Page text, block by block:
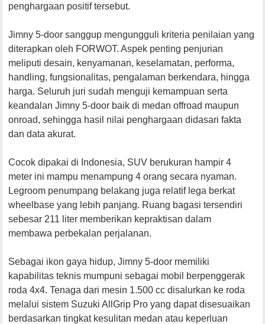
penghargaan positif tersebut.
Jimny 5-door sanggup mengungguli kriteria penilaian yang
diterapkan oleh FORWOT. Aspek penting penjurian
meliputi desain, kenyamanan, keselamatan, performa,
handling, fungsionalitas, pengalaman berkendara, hingga
harga. Seluruh juri sudah menguji kemampuan serta
keandalan Jimny 5-door baik di medan offroad maupun
onroad, sehingga hasil nilai penghargaan didasari fakta
dan data akurat.
Cocok dipakai di Indonesia, SUV berukuran hampir 4
meter ini mampu menampung 4 orang secara nyaman.
Legroom penumpang belakang juga relatif lega berkat
wheelbase yang lebih panjang. Ruang bagasi tersendiri
sebesar 211 liter memberikan kepraktisan dalam
membawa perbekalan perjalanan.
Sebagai ikon gaya hidup, Jimny 5-door memiliki
kapabilitas teknis mumpuni sebagai mobil berpenggerak
roda 4x4. Tenaga dari mesin 1.500 cc disalurkan ke roda
melalui sistem Suzuki AllGrip Pro yang dapat disesuaikan
berdasarkan tingkat kesulitan medan atau keperluan